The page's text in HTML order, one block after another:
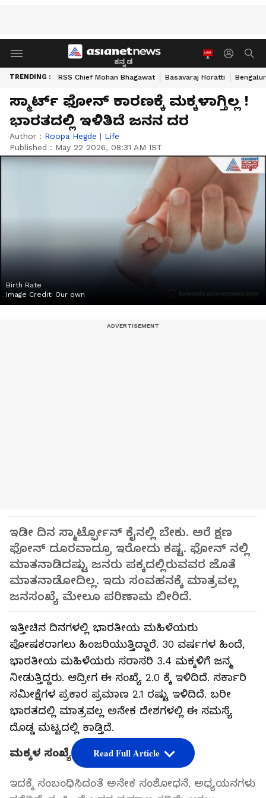
ಕನ್ನಡ
TRENDING : RSS Chief Mohan Bhagawat Basavaraj Horatti
ಸ್ಮಾರ್ಟ್‌ ಫೋನ್‌ ಕಾರಣಕ್ಕೆ ಮಕ್ಕಳಾಗ್ತಿಲ್ಲ !
ಭಾರತದಲ್ಲಿ ಇಳಿತಿದೆ ಜನನ ದರ
Author : Roopa Hegde | Life
Published : May 22 2026, 08:31 AM IST
Birth Rate
Image Credit: Our own
ಇಡೀ ದಿನ ಸ್ಮಾರ್ಟ್ಫೋನ್ ಕೈನಲ್ಲಿ ಬೇಕು. ಅರೆ ಕ್ಷಣ
ಫೋನ್ ದೂರವಾದ್ರೂ ಇರೋದು ಕಷ್ಟ. ಫೋನ್ ನಲ್ಲಿ
ಮಾತನಾಡಿದಷ್ಟು ಜನರು ಪಕ್ಕದಲ್ಲಿರುವವರ ಜೊತೆ
ಮಾತನಾಡೋದಿಲ್ಲ. ಇದು ಸಂವಹನಕ್ಕೆ ಮಾತ್ರವಲ್ಲ
ಜನಸಂಖ್ಯೆ ಮೇಲೂ ಪರಿಣಾಮ ಬೀರಿದೆ.
ಇತ್ತೀಚಿನ ದಿನಗಳಲ್ಲಿ ಭಾರತೀಯ ಮಹಿಳೆಯರು
ಪೋಷಕರಾಗಲು ಹಿಂಜರಿಯುತ್ತಿದ್ದಾರೆ. 30 ವರ್ಷಗಳ ಹಿಂದೆ,
ಭಾರತೀಯ ಮಹಿಳೆಯರು ಸರಾಸರಿ 3.4 ಮಕ್ಕಳಿಗೆ ಜನ್ಮ
ನೀಡುತ್ತಿದ್ದರು. ಆದ್ರೀಗ ಈ ಸಂಖ್ಯೆ 2.0 ಕ್ಕೆ ಇಳಿದಿದೆ. ಸರ್ಕಾರಿ
ಸಮೀಕ್ಷೆಗಳ ಪ್ರಕಾರ ಪ್ರಮಾಣ 2.1 ರಷ್ಟು ಇಳಿದಿದೆ. ಬರೀ
ಭಾರತದಲ್ಲಿ ಮಾತ್ರವಲ್ಲ ಅನೇಕ ದೇಶಗಳಲ್ಲಿ ಈ ಸಮಸ್ಯೆ
ದೊಡ್ಡ ಮಟ್ಟದಲ್ಲಿ ಕಾಡ್ತಿದೆ.
ಮಕ್ಕಳ ಸಂಖ್ಯೆ ಕಡಿಮೆ ಆಗಲು ಕಾರಣ
ಇದಕ್ಕೆ ಸಂಬಂಧಿಸಿದಂತೆ ಅನೇಕ ಸಂಶೋಧನೆ, ಅಧ್ಯಯನಗಳು
Read Full Article